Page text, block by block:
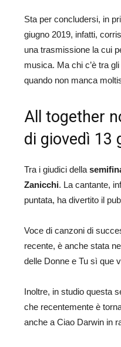
Sta per concludersi, in
giugno 2019, infatti,
una trasmissione la cui
musica. Ma chi c’è tra
quando non manca
All together
di giovedì 13
Tra i giudici della
Zanicchi. La cantante,
puntata, ha divertito il
Voce di canzoni di
recente, è anche stata
delle Donne e Tu sì que
Inoltre, in studio questa
che recentemente è
anche a Ciao Darwin in